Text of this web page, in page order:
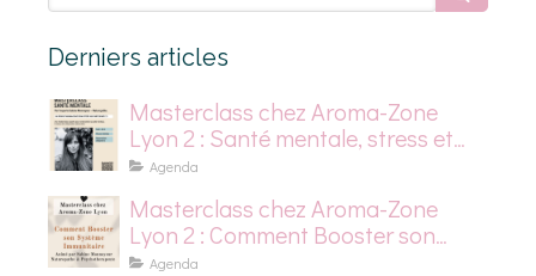
Derniers articles
Masterclass chez Aroma-Zone
Lyon 2 : Santé mentale, stress et
dépression saisonnière
Agenda
Masterclass chez Aroma-Zone
Lyon 2 : Comment Booster son
Système Immunitaire
Agenda